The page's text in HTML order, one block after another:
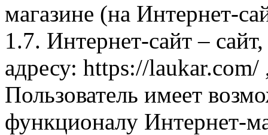
магазине (на Интернет-
1.7. Интернет-сайт –
адресу: https://laukar.com/
Пользователь имеет
функционалу Интернет-